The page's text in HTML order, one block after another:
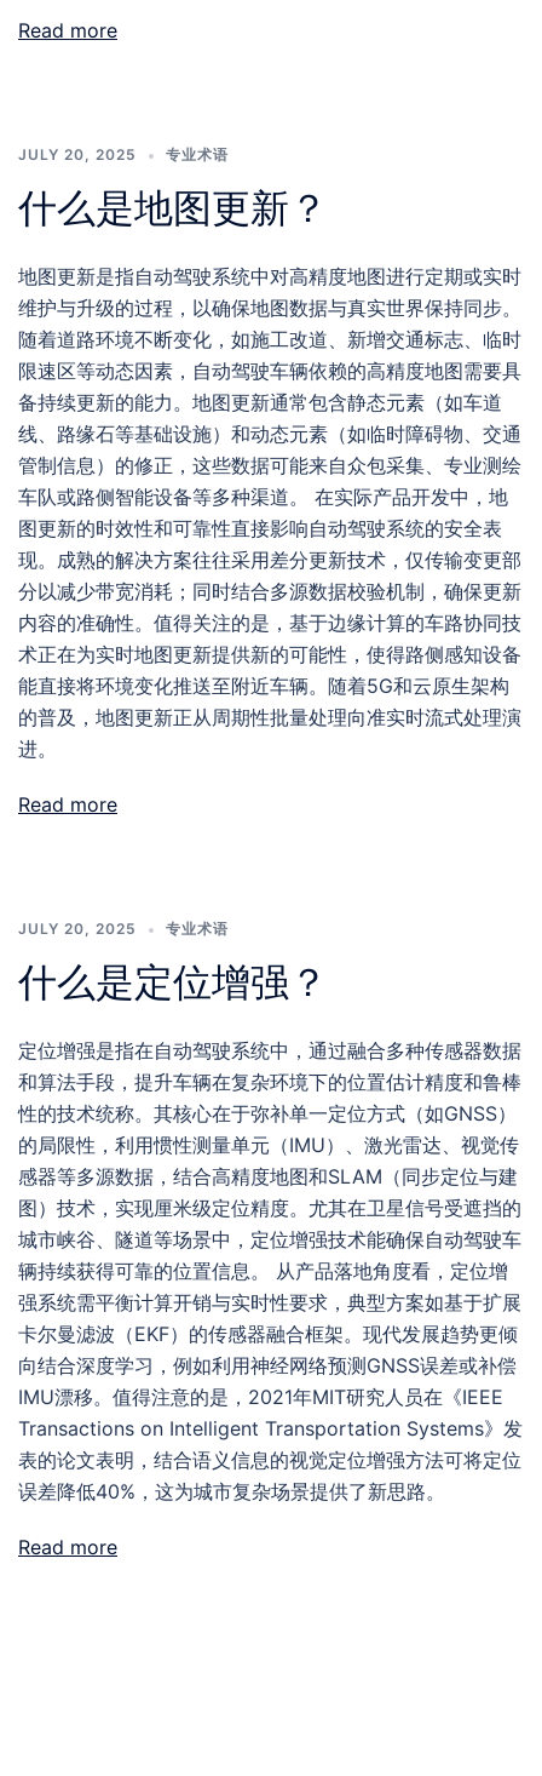
Read more
JULY 20, 2025 专业术语
什么是地图更新？
地图更新是指自动驾驶系统中对高精度地图进行定期或实时
维护与升级的过程，以确保地图数据与真实世界保持同步。
随着道路环境不断变化，如施工改道、新增交通标志、临时
限速区等动态因素，自动驾驶车辆依赖的高精度地图需要具
备持续更新的能力。地图更新通常包含静态元素（如车道
线、路缘石等基础设施）和动态元素（如临时障碍物、交通
管制信息）的修正，这些数据可能来自众包采集、专业测绘
车队或路侧智能设备等多种渠道。 在实际产品开发中，地
图更新的时效性和可靠性直接影响自动驾驶系统的安全表
现。成熟的解决方案往往采用差分更新技术，仅传输变更部
分以减少带宽消耗；同时结合多源数据校验机制，确保更新
内容的准确性。值得关注的是，基于边缘计算的车路协同技
术正在为实时地图更新提供新的可能性，使得路侧感知设备
能直接将环境变化推送至附近车辆。随着5G和云原生架构
的普及，地图更新正从周期性批量处理向准实时流式处理演
进。
Read more
JULY 20, 2025 专业术语
什么是定位增强？
定位增强是指在自动驾驶系统中，通过融合多种传感器数据
和算法手段，提升车辆在复杂环境下的位置估计精度和鲁棒
性的技术统称。其核心在于弥补单一定位方式（如GNSS）
的局限性，利用惯性测量单元（IMU）、激光雷达、视觉传
感器等多源数据，结合高精度地图和SLAM（同步定位与建
图）技术，实现厘米级定位精度。尤其在卫星信号受遮挡的
城市峡谷、隧道等场景中，定位增强技术能确保自动驾驶车
辆持续获得可靠的位置信息。 从产品落地角度看，定位增
强系统需平衡计算开销与实时性要求，典型方案如基于扩展
卡尔曼滤波（EKF）的传感器融合框架。现代发展趋势更倾
向结合深度学习，例如利用神经网络预测GNSS误差或补偿
IMU漂移。值得注意的是，2021年MIT研究人员在《IEEE
Transactions on Intelligent Transportation Systems》发
表的论文表明，结合语义信息的视觉定位增强方法可将定位
误差降低40%，这为城市复杂场景提供了新思路。
Read more